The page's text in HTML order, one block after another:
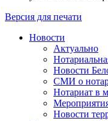
Версия для печати
Новости
Актуально
Новости
СМИ о
Нотариат в
Новости